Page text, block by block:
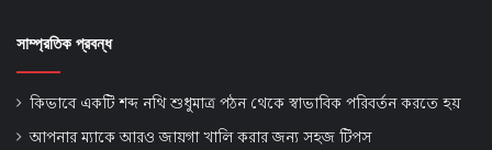
সাম্প্রতিক প্রবন্ধ
কিভাবে একটি শব্দ নথি শুধুমাত্র পঠন থেকে স্বাভাবিক পরিবর্তন করতে হয়
আপনার ম্যাকে আরও জায়গা খালি করার জন্য সহজ টিপস